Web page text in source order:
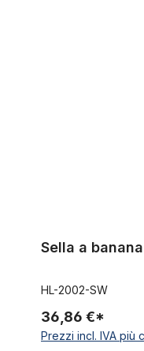
Sella a
HL-2002-SW
36,86 €*
Prezzi incl. IVA più